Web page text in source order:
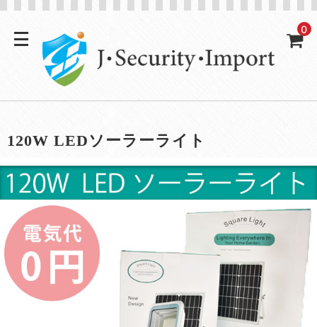
0
120W LEDソーラーライト